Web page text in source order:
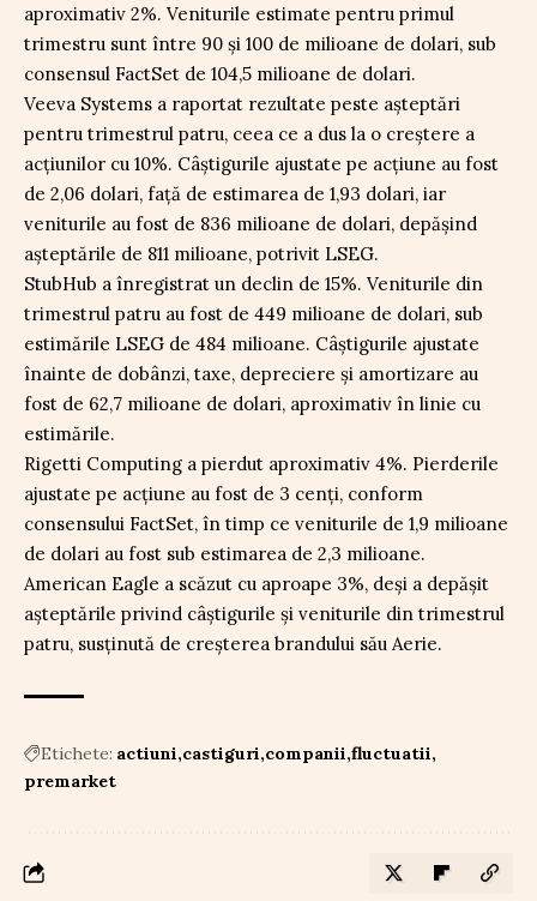
aproximativ 2%. Veniturile estimate pentru primul
trimestru sunt între 90 și 100 de milioane de dolari, sub
consensul FactSet de 104,5 milioane de dolari.
Veeva Systems a raportat rezultate peste așteptări
pentru trimestrul patru, ceea ce a dus la o creștere a
acțiunilor cu 10%. Câștigurile ajustate pe acțiune au fost
de 2,06 dolari, față de estimarea de 1,93 dolari, iar
veniturile au fost de 836 milioane de dolari, depășind
așteptările de 811 milioane, potrivit LSEG.
StubHub a înregistrat un declin de 15%. Veniturile din
trimestrul patru au fost de 449 milioane de dolari, sub
estimările LSEG de 484 milioane. Câștigurile ajustate
înainte de dobânzi, taxe, depreciere și amortizare au
fost de 62,7 milioane de dolari, aproximativ în linie cu
estimările.
Rigetti Computing a pierdut aproximativ 4%. Pierderile
ajustate pe acțiune au fost de 3 cenți, conform
consensului FactSet, în timp ce veniturile de 1,9 milioane
de dolari au fost sub estimarea de 2,3 milioane.
American Eagle a scăzut cu aproape 3%, deși a depășit
așteptările privind câștigurile și veniturile din trimestrul
patru, susținută de creșterea brandului său Aerie.
Etichete: actiuni castiguri companii fluctuatii
premarket